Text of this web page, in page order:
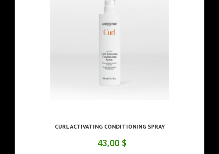
CURL ACTIVATING CONDITIONING SPRAY
43,00 $